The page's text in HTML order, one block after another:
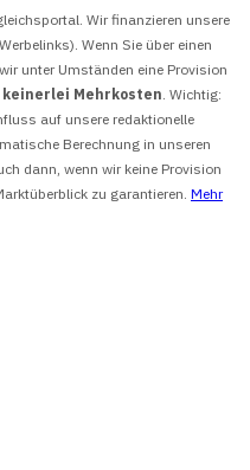
Wir finanzieren unsere
Wenn Sie über einen
unter Umständen eine Provision
keinerlei Mehrkosten. Wichtig:
auf unsere redaktionelle
Berechnung in unseren
dann, wenn wir keine Provision
zu garantieren. Mehr